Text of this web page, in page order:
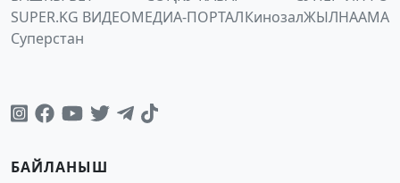
SUPER.KG ВИДЕОМЕДИА-ПОРТАЛКинозалЖЫЛНААМА
Суперстан
БАЙЛАНЫШ